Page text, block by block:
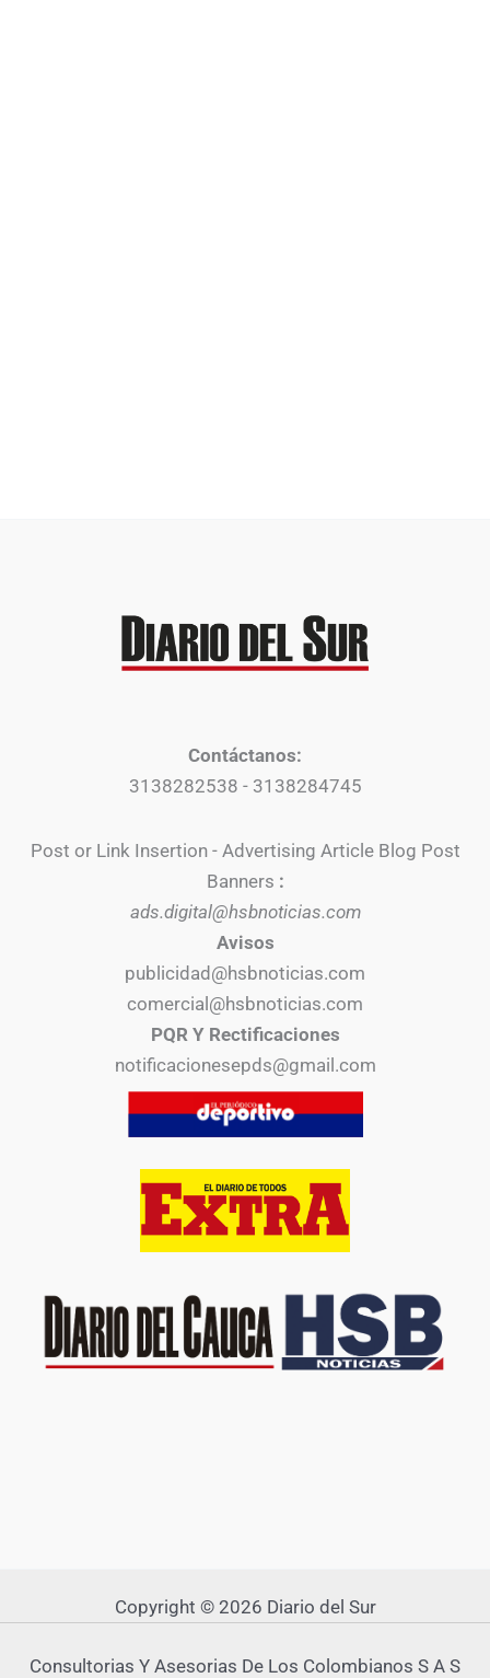
Contáctanos:
3138282538 - 3138284745
Post or Link Insertion - Advertising Article Blog Post
Banners :
ads.digital@hsbnoticias.com
Avisos
publicidad@hsbnoticias.com
comercial@hsbnoticias.com
PQR Y Rectificaciones
notificacionesepds@gmail.com
Copyright © 2026 Diario del Sur
Consultorias Y Asesorias De Los Colombianos S A S